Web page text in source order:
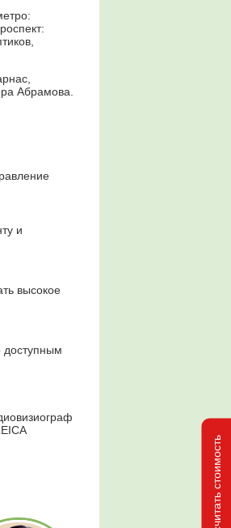
Рассчитать стоимость
Абрамова.
и
высокое
доступным